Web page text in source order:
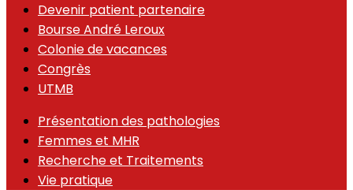
Devenir patient partenaire
Bourse André Leroux
Colonie de vacances
Congrès
UTMB
Présentation des pathologies
Femmes et MHR
Recherche et Traitements
Vie pratique